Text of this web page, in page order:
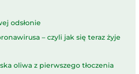
odsłonie
– czyli jak się teraz żyje
oliwa z pierwszego tłoczenia